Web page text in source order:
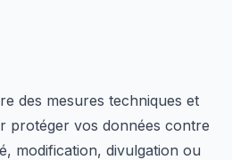
des mesures techniques et
protéger vos données contre
modification, divulgation ou